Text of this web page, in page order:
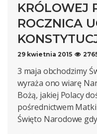
KRÓLOWEJ
ROCZNICA
29 kwietnia 2015
3 maja obchodzimy
wyraża ono wiarę
Bożą, jakiej Polacy
pośrednictwem
Święto Narodowe